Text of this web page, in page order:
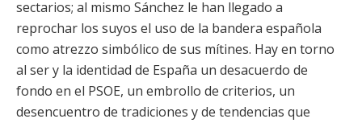
sectarios; al mismo Sánchez le han llegado a
reprochar los suyos el uso de la bandera española
como atrezzo simbólico de sus mítines. Hay en torno
al ser y la identidad de España un desacuerdo de
fondo en el PSOE, un embrollo de criterios, un
desencuentro de tradiciones y de tendencias que